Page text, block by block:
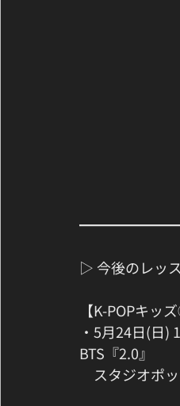
▷ 今後のレッ
【K-POPキッ
・5月24日(日)
BTS『2.0』
スタジオポ